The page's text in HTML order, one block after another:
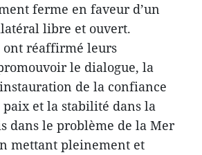
ferme en faveur d’un
libre et ouvert.
ont réaffirmé leurs
le dialogue, la
de la confiance
paix et la stabilité dans la
dans le problème de la Mer
mettant pleinement et